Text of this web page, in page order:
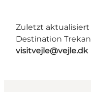
Zuletzt aktualisiert
Destination
visitvejle@vejle.dk